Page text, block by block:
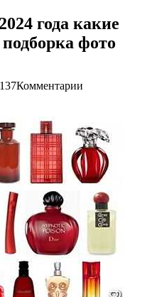
года какие
фото
137Комментарии